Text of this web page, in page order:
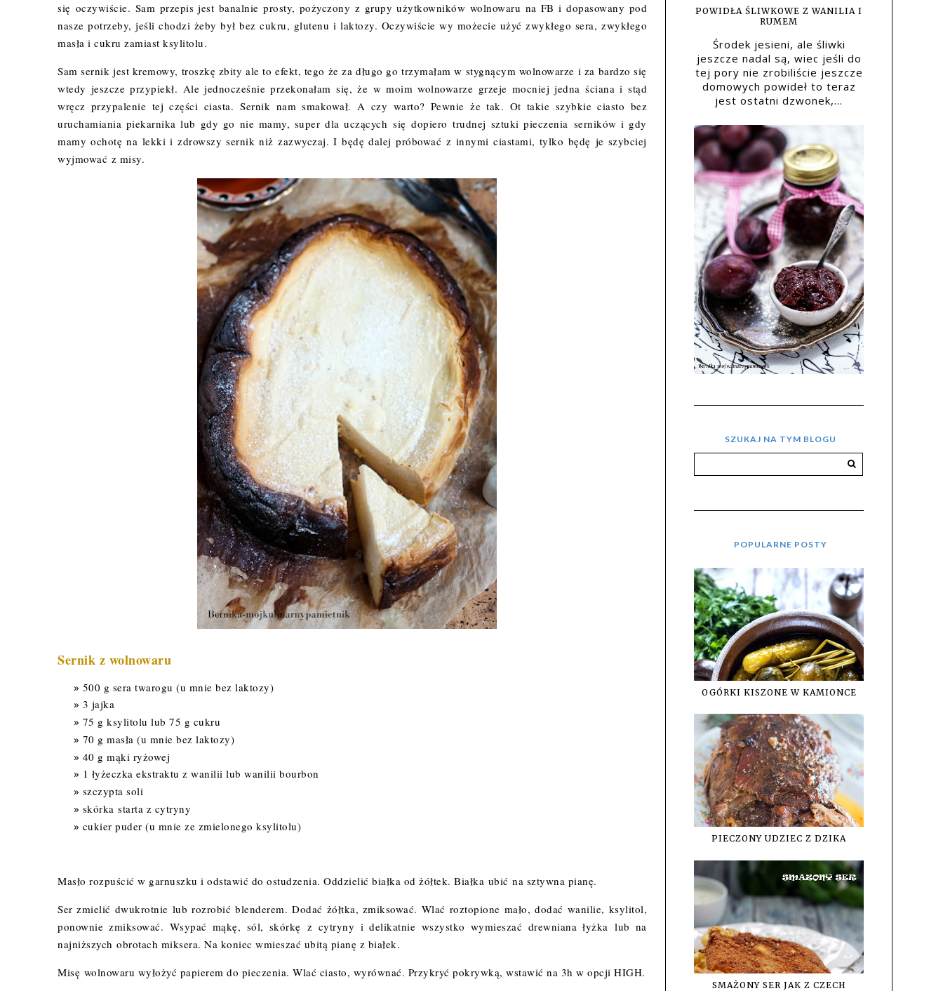
się oczywiście. Sam przepis jest banalnie prosty, pożyczony z grupy użytkowników wolnowaru na FB i dopasowany pod
nasze potrzeby, jeśli chodzi żeby był bez cukru, glutenu i laktozy. Oczywiście wy możecie użyć zwykłego sera, zwykłego
masła i cukru zamiast ksylitolu.
Sam sernik jest kremowy, troszkę zbity ale to efekt, tego że za długo go trzymałam w stygnącym wolnowarze i za bardzo się
wtedy jeszcze przypiekł. Ale jednocześnie przekonałam się, że w moim wolnowarze grzeje mocniej jedna ściana i stąd
wręcz przypalenie tej części ciasta. Sernik nam smakował. A czy warto? Pewnie że tak. Ot takie szybkie ciasto bez
uruchamiania piekarnika lub gdy go nie mamy, super dla uczących się dopiero trudnej sztuki pieczenia serników i gdy
mamy ochotę na lekki i zdrowszy sernik niż zazwyczaj. I będę dalej próbować z innymi ciastami, tylko będę je szybciej
wyjmować z misy.
Sernik z wolnowaru
500 g sera twarogu (u mnie bez laktozy)
3 jajka
75 g ksylitolu lub 75 g cukru
70 g masła (u mnie bez laktozy)
40 g mąki ryżowej
1 łyżeczka ekstraktu z wanilii lub wanilii bourbon
szczypta soli
skórka starta z cytryny
cukier puder (u mnie ze zmielonego ksylitolu)
Masło rozpuścić w garnuszku i odstawić do ostudzenia. Oddzielić białka od żółtek. Białka ubić na sztywna pianę.
Ser zmielić dwukrotnie lub rozrobić blenderem. Dodać żółtka, zmiksować. Wlać roztopione mało, dodać wanilie, ksylitol,
ponownie zmiksować. Wsypać mąkę, sól, skórkę z cytryny i delikatnie wszystko wymieszać drewniana łyżka lub na
najniższych obrotach miksera. Na koniec wmieszać ubitą pianę z białek.
Misę wolnowaru wyłożyć papierem do pieczenia. Wlać ciasto, wyrównać. Przykryć pokrywką, wstawić na 3h w opcji HIGH.
POWIDŁA ŚLIWKOWE Z WANILIA I
RUMEM
Środek jesieni, ale śliwki
jeszcze nadal są, wiec jeśli do
tej pory nie zrobiliście jeszcze
domowych powideł to teraz
jest ostatni dzwonek,...
SZUKAJ NA TYM BLOGU
POPULARNE POSTY
OGÓRKI KISZONE W KAMIONCE
PIECZONY UDZIEC Z DZIKA
SMAŻONY SER JAK Z CZECH